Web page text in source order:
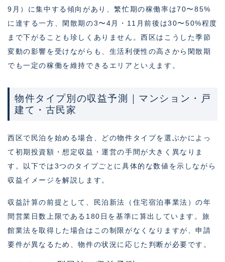
9月）に集中する傾向があり、繁忙期の稼働率は70〜85%
に達する一方、閑散期の3〜4月・11月前後は30〜50%程度
まで下がることも珍しくありません。西区はこうした季節
変動の影響を受けながらも、生活利便性の高さから閑散期
でも一定の稼働を維持できるエリアといえます。
物件タイプ別の収益予測｜マンション・戸
建て・古民家
西区で民泊を始める場合、どの物件タイプを選ぶかによっ
て初期投資額・想定収益・運営の手間が大きく異なりま
す。以下では3つのタイプごとに具体的な数値を示しながら
収益イメージを解説します。
収益計算の前提として、民泊新法（住宅宿泊事業法）の年
間営業日数上限である180日を基準に算出しています。旅
館業法を取得した場合はこの制限がなくなりますが、申請
要件が異なるため、物件の状況に応じた判断が必要です。